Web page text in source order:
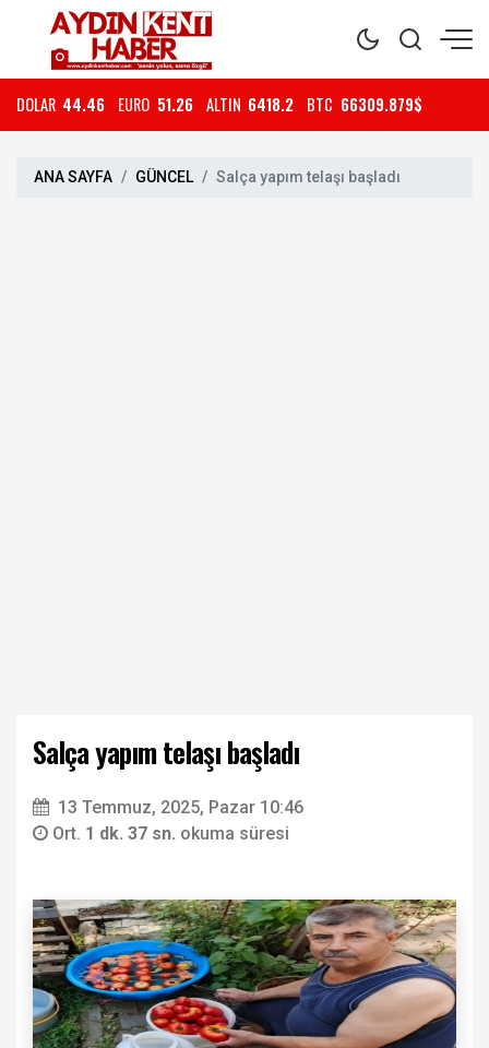
DOLAR 44.46 EURO 51.26 ALTIN 6418.2 BTC 66309.879$
ANA SAYFA GÜNCEL Salça yapım telaşı başladı
Salça yapım telaşı başladı
13 Temmuz, 2025, Pazar 10:46
Ort. 1 dk. 37 sn. okuma süresi